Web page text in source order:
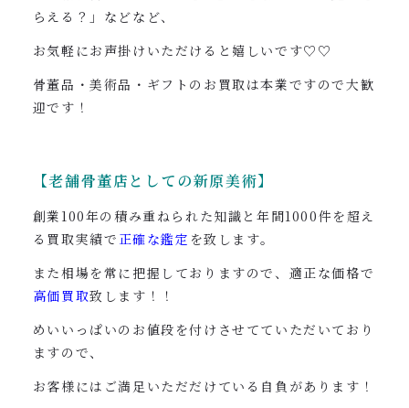
らえる？」などなど、
お気軽にお声掛けいただけると嬉しいです♡♡
骨董品・美術品・ギフトのお買取は本業ですので大歓
迎です！
【老舗骨董店としての新原美術】
創業100年の積み重ねられた知識と年間1000件を超え
る買取実績で 正確な鑑定 を致します。
また相場を常に把握しておりますので、適正な価格で
高価買取致します！！
めいいっぱいのお値段を付けさせてていただいており
ますので、
お客様にはご満足いただだけている自負があります！